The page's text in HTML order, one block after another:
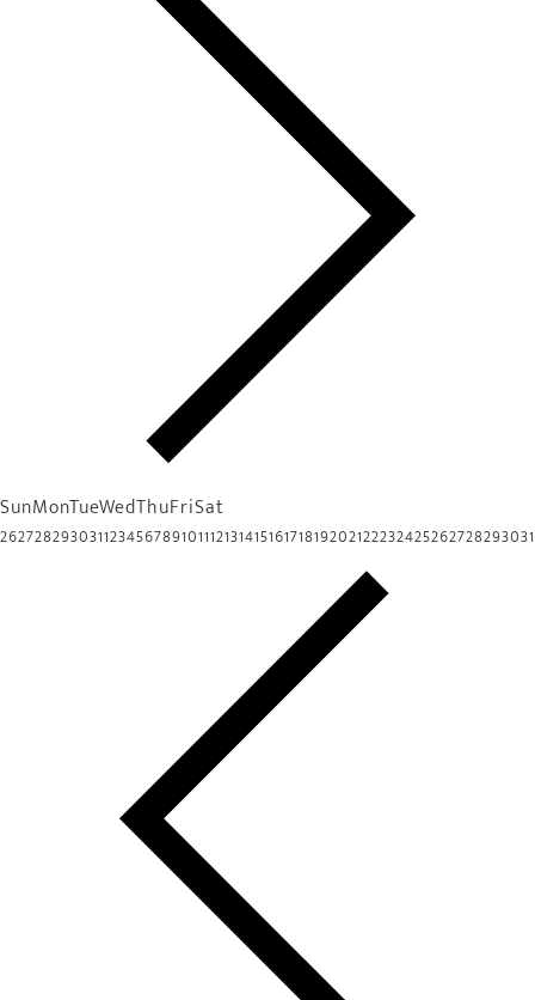
SunMonTueWedThuFriSat
26272829303112345678910111213141516171819202122232425262728293031